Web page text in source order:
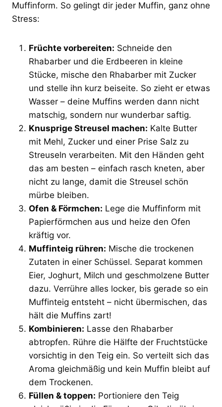
Muffinform. So gelingt dir jeder Muffin, ganz ohne
Stress:
Früchte vorbereiten: Schneide den
Rhabarber und die Erdbeeren in kleine
Stücke, mische den Rhabarber mit Zucker
und stelle ihn kurz beiseite. So zieht er etwas
Wasser – deine Muffins werden dann nicht
matschig, sondern nur wunderbar saftig.
Knusprige Streusel machen: Kalte Butter
mit Mehl, Zucker und einer Prise Salz zu
Streuseln verarbeiten. Mit den Händen geht
das am besten – einfach rasch kneten, aber
nicht zu lange, damit die Streusel schön
mürbe bleiben.
Ofen & Förmchen: Lege die Muffinform mit
Papierförmchen aus und heize den Ofen
kräftig vor.
Muffinteig rühren: Mische die trockenen
Zutaten in einer Schüssel. Separat kommen
Eier, Joghurt, Milch und geschmolzene Butter
dazu. Verrühre alles locker, bis gerade so ein
Muffinteig entsteht – nicht übermischen, das
hält die Muffins zart!
Kombinieren: Lasse den Rhabarber
abtropfen. Rühre die Hälfte der Fruchtstücke
vorsichtig in den Teig ein. So verteilt sich das
Aroma gleichmäßig und kein Muffin bleibt auf
dem Trockenen.
Füllen & toppen: Portioniere den Teig